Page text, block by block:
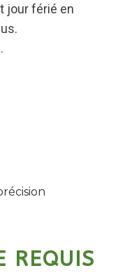
jour férié en
REQUIS